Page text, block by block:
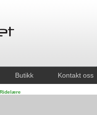
Butikk Kontakt oss